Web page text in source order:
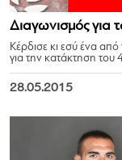
Διαγωνισμός για
Κέρδισε κι εσύ ένα
για την κατάκτηση του
28.05.2015